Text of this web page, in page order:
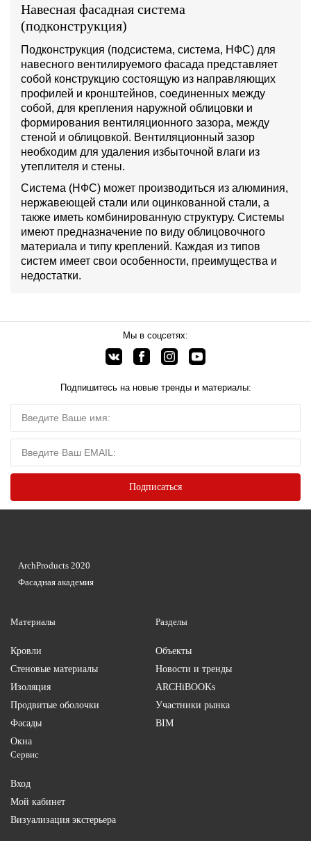
Навесная фасадная система
(подконструкция)
Подконструкция (подсистема, система, НФС) для
навесного вентилируемого фасада представляет
собой конструкцию состоящую из направляющих
профилей и кронштейнов, соединенных между
собой, для крепления наружной облицовки и
формирования вентиляционного зазора, между
стеной и облицовкой. Вентиляционный зазор
необходим для удаления избыточной влаги из
утеплителя и стены.
Система (НФС) может производиться из алюминия,
нержавеющей стали или оцинкованной стали, а
также иметь комбинированную структуру. Системы
имеют предназначение по виду облицовочного
материала и типу креплений. Каждая из типов
систем имеет свои особенности, преимущества и
недостатки.
Мы в соцсетях:
Подпишитесь на новые тренды и материалы:
Материалы
Кровли
Стеновые материалы
Изоляция
Продвитые оболочки
Фасады
Окна
Разделы
Объекты
Новости и тренды
ARCHiBOOKs
Участники рынка
BIM
Сервис
Вход
Мой кабинет
Визуализация экстерьера
ArchProducts 2020
Фасадная академия